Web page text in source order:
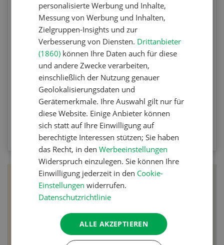
Unkrautbekämpfung
Testen Sie Ihr Wissen. Machen Sie mit am
Agrar-Quiz der UFA-Revue. Die Fragen
beziehen sich auf die Unkrautbekämpfung und
Maschinen zur mechanischen
Unkrautbekämpfung.
ZUM QUIZ
personalisierte Werbung und Inhalte,
Messung von Werbung und Inhalten,
Zielgruppen-Insights und zur
Verbesserung von Diensten. Drittanbieter
(1860) können Ihre Daten auch für diese
und andere Zwecke verarbeiten,
einschließlich der Nutzung genauer
Geolokalisierungsdaten und
Gerätemerkmale. Ihre Auswahl gilt nur für
diese Website. Einige Anbieter können
sich statt auf Ihre Einwilligung auf
berechtigte Interessen stützen; Sie haben
das Recht, in denWerbeeinstellungen
Widerspruch einzulegen. Sie können Ihre
Einwilligung jederzeit in den Cookie-
Einstellungen widerrufen.
Datenschutzrichtlinie
ALLE AKZEPTIEREN